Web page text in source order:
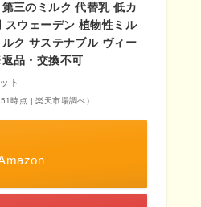
三のミルク 代替乳 低カ
スウェーデン 植物性ミル
ク サステナブル ヴィー
品・交換不可
ト
時点 | 楽天市場調べ）